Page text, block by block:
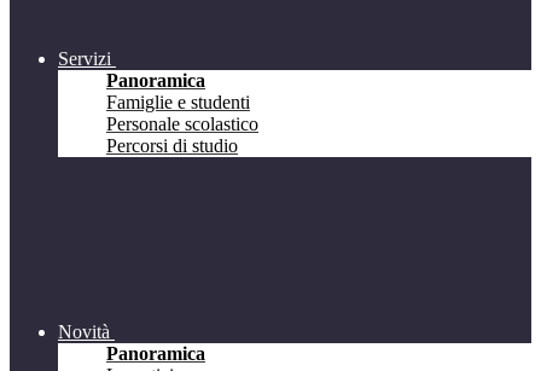
Servizi
Panoramica
Famiglie e studenti
Personale scolastico
Percorsi di studio
Novità
Panoramica